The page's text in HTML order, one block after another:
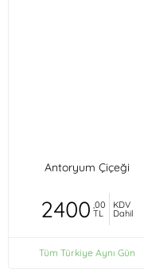
Antoryum Çiçeği
2400 ,00
TL
KDV
Dahil
Tüm Türkiye Aynı Gün